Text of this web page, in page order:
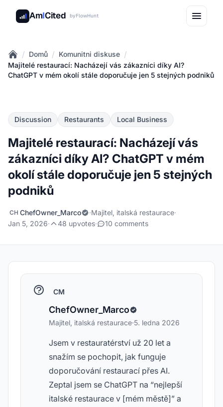
AmICited byFlowHunt
Home
/ Domů / Komunitni diskuse /
Majitelé restaurací: Nacházejí vás zákazníci díky AI?
ChatGPT v mém okolí stále doporučuje jen 5 stejných podniků
Discussion Restaurants Local Business
Majitelé restaurací: Nacházejí vás
zákazníci díky AI? ChatGPT v mém
okolí stále doporučuje jen 5 stejných
podniků
CH ChefOwner_Marco ·Majitel, italská restaurace·
Jan 5, 2026· 48 upvotes· 10 comments
CM
ChefOwner_Marco
Majitel, italská restaurace·5. ledna 2026
Jsem v restauratérství už 20 let a
snažím se pochopit, jak funguje
doporučování restaurací přes AI.
Zeptal jsem se ChatGPT na “nejlepší
italské restaurace v [mém městě]” a